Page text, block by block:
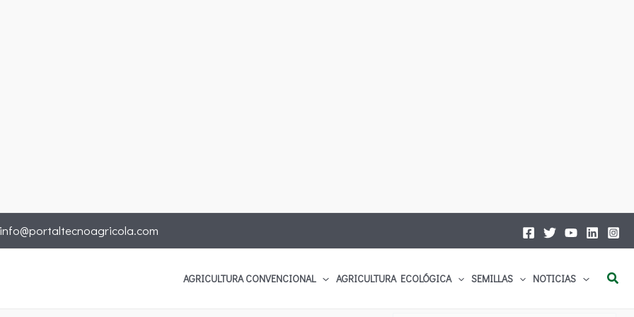
info@portaltecnoagricola.com
AGRICULTURA CONVENCIONAL AGRICULTURA ECOLÓGICA SEMILLAS NOTICIAS